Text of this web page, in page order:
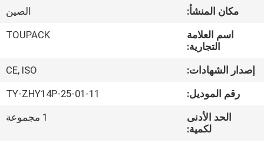
معلومات
جولة
المصنع
مكان المنشأ:
الصين
اسم العلامة
التجارية:
TOUPACK
إصدار الشهادات:
CE, ISO
رقم الموديل:
TY-ZHY14P-25-01-11
الحد الأدنى
لكمية:
1 مجموعة